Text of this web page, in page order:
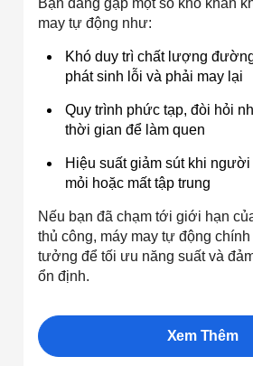
Bạn đang gặp một số khó khăn
may tự động như:
Khó duy trì chất lượng
phát sinh lỗi và phải may lại
Quy trình phức tạp, đòi hỏi
thời gian để làm quen
Hiệu suất giảm sút khi
mỏi hoặc mất tập trung
Nếu bạn đã chạm tới giới hạn
thủ công, máy may tự động
tưởng để tối ưu năng suất và
ổn định.
Xem Thêm